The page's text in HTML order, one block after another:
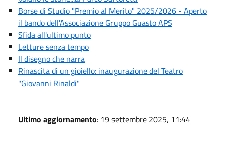
Borse di Studio "Premio al Merito" 2025/2026 - Aperto
il bando dell'Associazione Gruppo Guasto APS
Sfida all'ultimo punto
Letture senza tempo
Il disegno che narra
Rinascita di un gioiello: inaugurazione del Teatro
"Giovanni Rinaldi"
Ultimo aggiornamento: 19 settembre 2025, 11:44